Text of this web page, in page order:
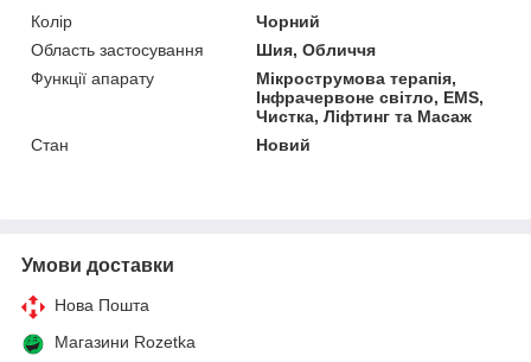
Колір
Чорний
Область застосування
Шия, Обличчя
Функції апарату
Мікрострумова терапія,
Інфрачервоне світло, EMS,
Чистка, Ліфтинг та Масаж
Стан
Новий
Умови доставки
Нова Пошта
Магазини Rozetka